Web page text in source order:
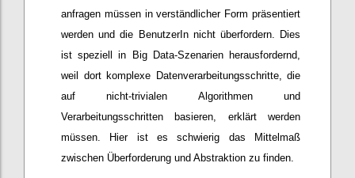
anfragen müssen in verständlicher Form präsentiert
werden und die BenutzerIn nicht überfordern. Dies
ist speziell in Big Data-Szenarien herausfordernd,
weil dort komplexe Datenverarbeitungsschritte, die
auf nicht-trivialen Algorithmen und
Verarbeitungsschritten basieren, erklärt werden
müssen. Hier ist es schwierig das Mittelmaß
zwischen Überforderung und Abstraktion zu finden.